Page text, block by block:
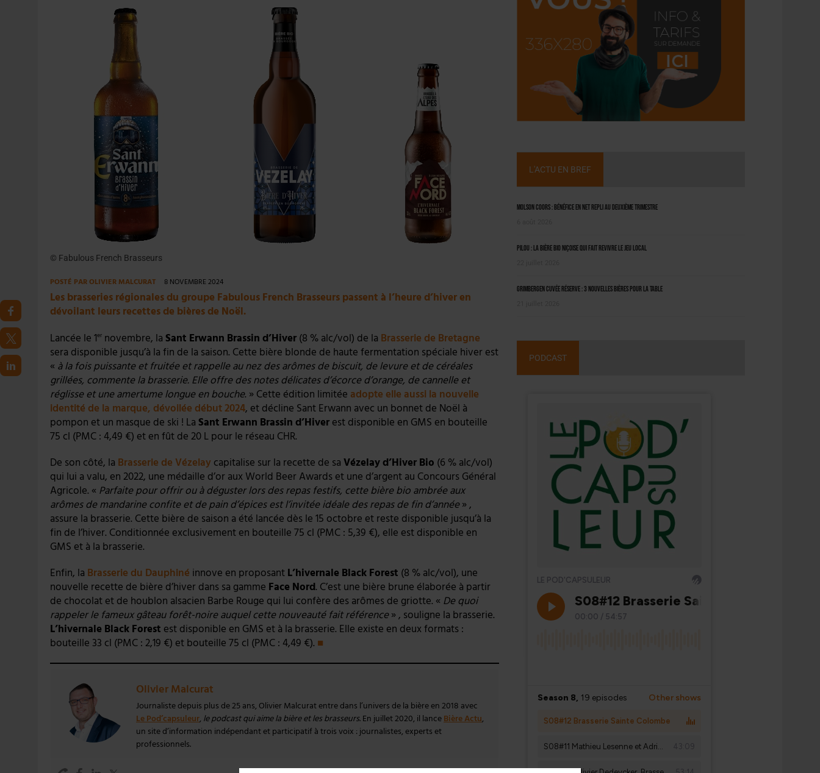
LA GRANDE RÉSERVE 2026 CÉLÈBRE LES 70 ANS DE LA CHIMAY BLEUE
© Fabulous French Brasseurs
POSTÉ PAROLIVIER MALCURAT 8 NOVEMBRE 2024
Les brasseries régionales du groupe Fabulous French Brasseurs passent à l’heure d’hiver en
dévoilant leurs recettes de bières de Noël.
Lancée le 1er novembre, la Sant Erwann Brassin d’Hiver (8 % alc/vol) de la Brasserie de Bretagne
sera disponible jusqu’à la fin de la saison. Cette bière blonde de haute fermentation spéciale hiver est
« à la fois puissante et fruitée et rappelle au nez des arômes de biscuit, de levure et de céréales
grillées, commente la brasserie. Elle offre des notes délicates d’écorce d’orange, de cannelle et
réglisse et une amertume longue en bouche. » Cette édition limitée adopte elle aussi la nouvelle
identité de la marque, dévoilée début 2024, et décline Sant Erwann avec un bonnet de Noël à
pompon et un masque de ski ! La Sant Erwann Brassin d’Hiver est disponible en GMS en bouteille
75 cl (PMC : 4,49 €) et en fût de 20 L pour le réseau CHR.
De son côté, la Brasserie de Vézelay capitalise sur la recette de sa Vézelay d’Hiver Bio (6 % alc/vol)
qui lui a valu, en 2022, une médaille d’or aux World Beer Awards et une d’argent au Concours Général
Agricole. « Parfaite pour offrir ou à déguster lors des repas festifs, cette bière bio ambrée aux
arômes de mandarine confite et de pain d’épices est l’invitée idéale des repas de fin d’année» ,
assure la brasserie. Cette bière de saison a été lancée dès le 15 octobre et reste disponible jusqu’à la
fin de l’hiver. Conditionnée exclusivement en bouteille 75 cl (PMC : 5,39 €), elle est disponible en
GMS et à la brasserie.
Enfin, la Brasserie du Dauphiné innove en proposant L’hivernale Black Forest (8 % alc/vol), une
nouvelle recette de bière d’hiver dans sa gamme Face Nord. C’est une bière brune élaborée à partir
de chocolat et de houblon alsacien Barbe Rouge qui lui confère des arômes de griotte. « De quoi
rappeler le fameux gâteau forêt-noire auquel cette nouveauté fait référence» , souligne la brasserie.
L’hivernale Black Forest est disponible en GMS et à la brasserie. Elle existe en deux formats :
bouteille 33 cl (PMC : 2,19 €) et bouteille 75 cl (PMC : 4,49 €). ■
Olivier Malcurat
Journaliste depuis plus de 25 ans, Olivier Malcurat entre dans l’univers de la bière en 2018 avec
Le Pod’capsuleur, le podcast qui aime la bière et les brasseurs. En juillet 2020, il lanceBière Actu,
un site d’information indépendant et participatif à trois voix : journalistes, experts et
professionnels.
L'ACTU EN BREF
Molson Coors : bénéfice en net repli au deuxième trimestre
Pilou : la bière bio niçoise qui fait revivre le jeu local
Grimbergen Cuvée Réserve : 3 nouvelles bières pour la table
PODCAST